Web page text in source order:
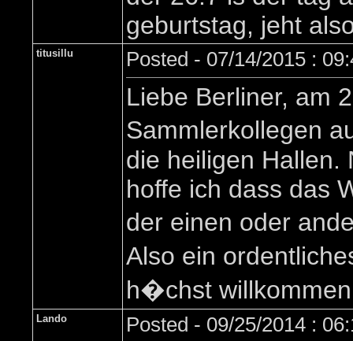
geburtstag, jeht
titusillu Posted - 07/14/2015 :
Liebe Berliner, am
Sammlerkollegen
die heiligen Hallen.
hoffe ich dass das
der einen oder
Also ein
h�chst
Lando Posted - 09/25/2014 :